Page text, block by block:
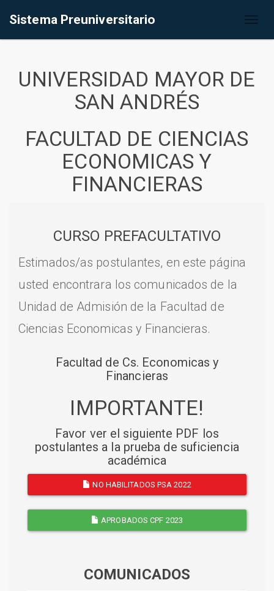
Sistema Preuniversitario
UNIVERSIDAD MAYOR DE
SAN ANDRÉS
FACULTAD DE CIENCIAS
ECONOMICAS Y
FINANCIERAS
CURSO PREFACULTATIVO
Estimados/as postulantes, en este página
usted encontrara los comunicados de la
Unidad de Admisión de la Facultad de
Ciencias Economicas y Financieras.
Facultad de Cs. Economicas y
Financieras
IMPORTANTE!
Favor ver el siguiente PDF los
postulantes a la prueba de suficiencia
académica
NO HABILITADOS PSA 2022
APROBADOS CPF 2023
COMUNICADOS